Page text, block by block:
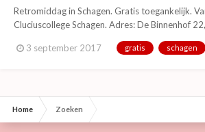
Retromiddag in Schagen. Gratis toegankelijk.
Cluciuscollege Schagen. Adres: De Binnenhof
3 september 2017 gratis schagen
Home Zoeken